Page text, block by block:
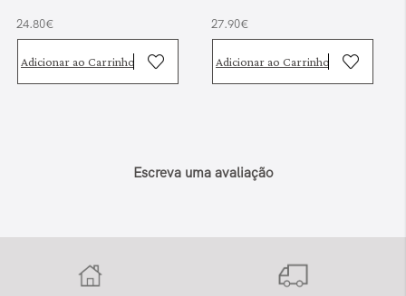
24.80€
Adicionar ao Carrinho
27.90€
Adicionar ao Carrinho
Escreva uma avaliação